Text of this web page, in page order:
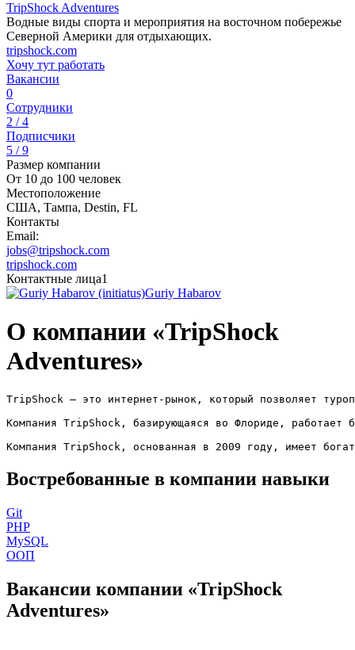
TripShock Adventures
Bодные виды спорта и мероприятия на восточном побережье
Северной Америки для отдыхающих.
tripshock.com
Хочу тут работать
Вакансии
0
Сотрудники
2 / 4
Подписчики
5 / 9
Размер компании
От 10 до 100 человек
Местоположение
США, Тампа, Destin, FL
Контакты
Email:
jobs@tripshock.com
tripshock.com
Контактные лица1
Guriy Habarov
О компании «TripShock
Adventures»
TripShock — это интернет-рынок, который позволяет
Компания TripShock, базирующаяся во Флориде,
Компания TripShock, основанная в 2009 году, имеет
Востребованные в компании навыки
Git
PHP
MySQL
ООП
Вакансии компании «TripShock
Adventures»